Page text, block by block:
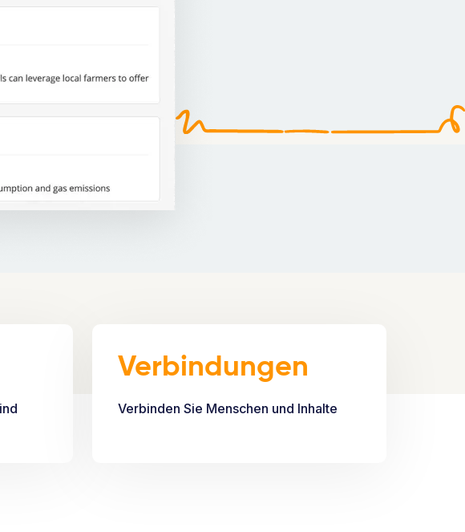
Verbindungen
Verbinden Sie Menschen und Inhalte